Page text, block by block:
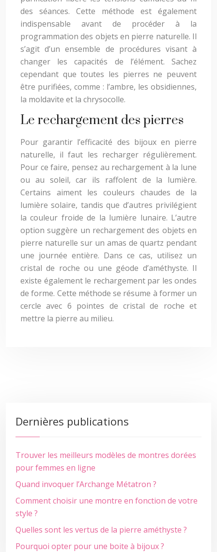
des séances. Cette méthode est également
indispensable avant de procéder à la
programmation des objets en pierre naturelle. Il
s’agit d’un ensemble de procédures visant à
changer les capacités de l’élément. Sachez
cependant que toutes les pierres ne peuvent
être purifiées, comme : l’ambre, les obsidiennes,
la moldavite et la chrysocolle.
Le rechargement des pierres
Pour garantir l’efficacité des bijoux en pierre
naturelle, il faut les recharger régulièrement.
Pour ce faire, pensez au rechargement à la lune
ou au soleil, car ils raffolent de la lumière.
Certains aiment les couleurs chaudes de la
lumière solaire, tandis que d’autres privilégient
la couleur froide de la lumière lunaire. L’autre
option suggère un rechargement des objets en
pierre naturelle sur un amas de quartz pendant
une journée entière. Dans ce cas, utilisez un
cristal de roche ou une géode d’améthyste. Il
existe également le rechargement par les ondes
de forme. Cette méthode se résume à former un
cercle avec 6 pointes de cristal de roche et
mettre la pierre au milieu.
Dernières publications
Trouver les meilleurs modèles de montres dorées
pour femmes en ligne
Quand invoquer l’Archange Métatron ?
Comment choisir une montre en fonction de votre
style ?
Quelles sont les vertus de la pierre améthyste ?
Pourquoi opter pour une boite à bijoux ?